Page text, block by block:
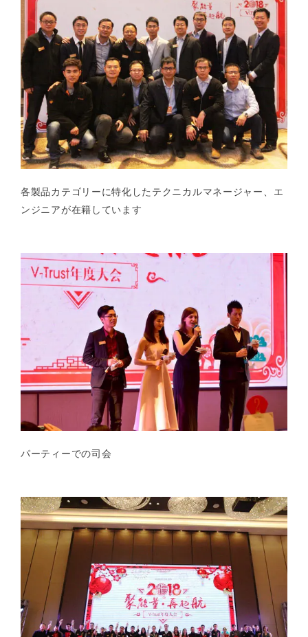
各製品カテゴリーに特化したテクニカルマネージャー、エ
ンジニアが在籍しています
パーティーでの司会